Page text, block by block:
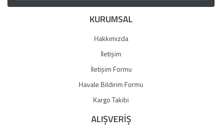
Ürün bilgilerinde hatalar bulunuyor.
Ürün fiyatı diğer sitelerden daha pahalı.
Gönder
KURUMSAL
Hakkımızda
İletişim
İletişim Formu
Havale Bildirim Formu
Kargo Takibi
ALIŞVERİŞ